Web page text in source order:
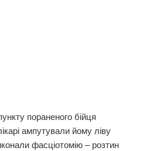
пораненого бійця
ампутували йому ліву
фасціотомію – розтин